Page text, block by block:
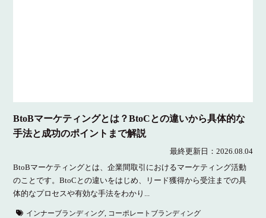
BtoBマーケティングとは？BtoCとの違いから具体的な
手法と成功のポイントまで解説
最終更新日： 2026.08.04
BtoBマーケティングとは、企業間取引におけるマーケティング活動
のことです。BtoCとの違いをはじめ、リード獲得から受注までの具
体的なプロセスや有効な手法をわかり...
インナーブランディング コーポレートブランディング